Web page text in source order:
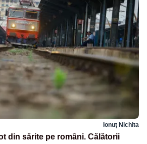
Ionuț Nichita
din sărite pe români. Călătorii